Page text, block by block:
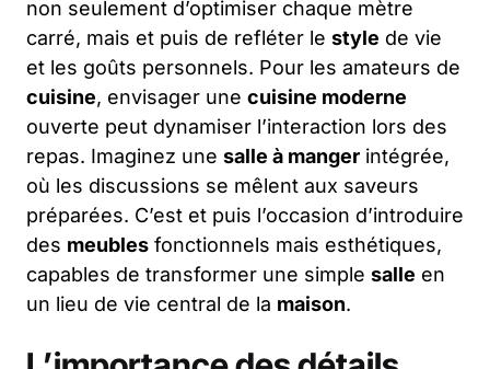
non seulement d’optimiser chaque mètre
carré, mais et puis de refléter le style de vie
et les goûts personnels. Pour les amateurs de
cuisine, envisager une cuisine moderne
ouverte peut dynamiser l’interaction lors des
repas. Imaginez une salle à manger intégrée,
où les discussions se mêlent aux saveurs
préparées. C’est et puis l’occasion d’introduire
des meubles fonctionnels mais esthétiques,
capables de transformer une simple salle en
un lieu de vie central de la maison.